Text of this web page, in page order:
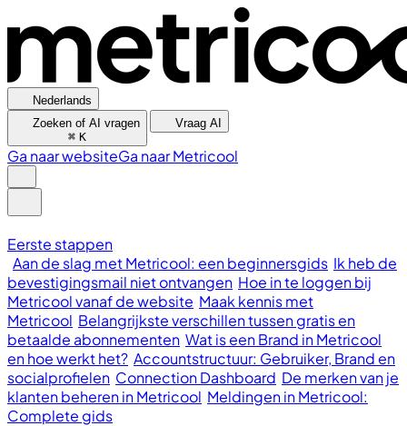
Nederlands
Zoeken of AI vragen
⌘ K
Vraag AI
Ga naar websiteGa naar Metricool
Eerste stappen
Aan de slag met Metricool: een beginnersgids Ik heb de
bevestigingsmail niet ontvangen Hoe in te loggen bij
Metricool vanaf de website Maak kennis met
Metricool Belangrijkste verschillen tussen gratis en
betaalde abonnementen Wat is een Brand in Metricool
en hoe werkt het? Accountstructuur: Gebruiker, Brand en
socialprofielen Connection Dashboard De merken van je
klanten beheren in Metricool Meldingen in Metricool:
Complete gids